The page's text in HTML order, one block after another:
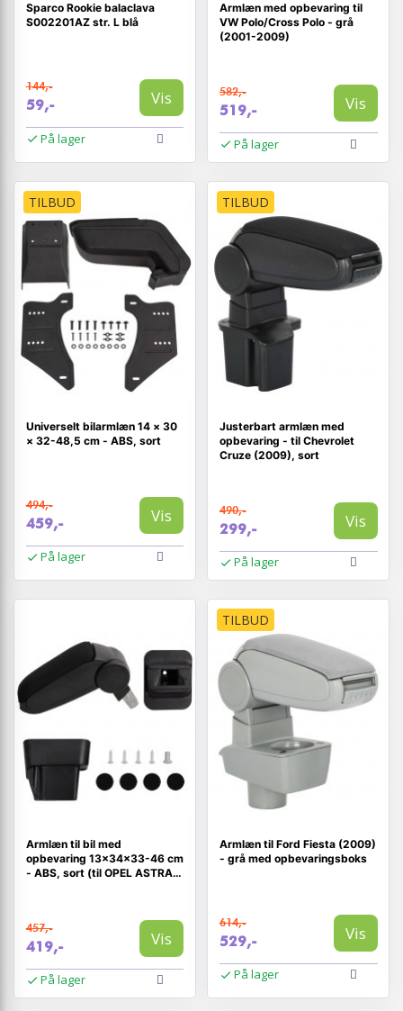
Sparco Rookie balaclava
S002201AZ str. L blå
144,-
59,- Vis
På lager
Armlæn med opbevaring til
VW Polo/Cross Polo - grå
(2001-2009)
582,-
519,- Vis
På lager
TILBUD
Universelt bilarmlæn 14 × 30
× 32-48,5 cm - ABS, sort
494,-
459,- Vis
På lager
TILBUD
Justerbart armlæn med
opbevaring - til Chevrolet
Cruze (2009), sort
490,-
299,- Vis
På lager
Armlæn til bil med
opbevaring 13×34×33-46 cm
- ABS, sort (til OPEL ASTRA H
457,-
419,- Vis
På lager
TILBUD
Armlæn til Ford Fiesta (2009)
- grå med opbevaringsboks
614,-
529,- Vis
På lager